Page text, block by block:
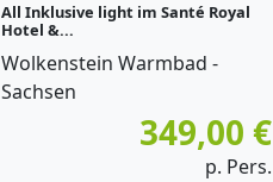
All Inklusive light im Santé Royal
Hotel &...
Wolkenstein Warmbad -
Sachsen
349,00 €
p. Pers.